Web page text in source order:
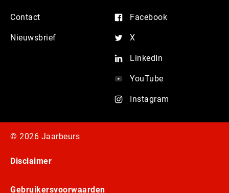
Contact
Nieuwsbrief
Facebook
X
LinkedIn
YouTube
Instagram
© 2026 Jaarbeurs
Disclaimer
Gebruikersvoorwaarden